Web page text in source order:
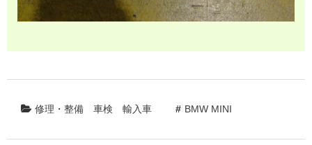
修理・整備 車検 輸入車 BMW MINI